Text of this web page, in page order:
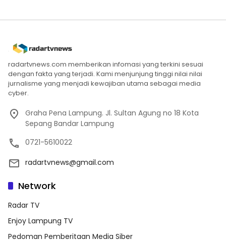
radartvnews.com memberikan infomasi yang terkini sesuai
dengan fakta yang terjadi. Kami menjunjung tinggi nilai nilai
jurnalisme yang menjadi kewajiban utama sebagai media
cyber.
Graha Pena Lampung. Jl. Sultan Agung no 18 Kota
Sepang Bandar Lampung
0721-5610022
radartvnews@gmail.com
Network
Radar TV
Enjoy Lampung TV
Pedoman Pemberitaan Media Siber